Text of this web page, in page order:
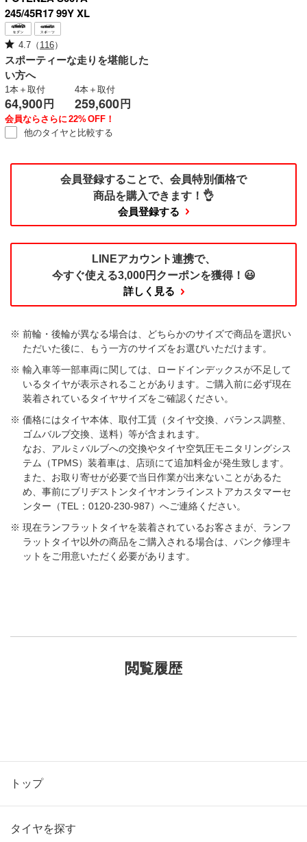
245/45R17 99Y XL
4.7（ 116）
スポーティーな走りを堪能した
い方へ
1本＋取付
64,900 円
4本＋取付
259,600 円
会員ならさらに 22%OFF！
他のタイヤと 比較する
会員登録することで、 会員特別価格で
商品を購入できます！👌
会員登録する
LINEアカウント連携で、
今すぐ使える3,000円クーポンを獲得！😃
詳しく見る
前輪・後輪が異なる場合は、どちらかのサイズで商品を選択い
ただいた後に、もう一方のサイズをお選びいただけます。​
輸入車等一部車両に関しては、ロードインデックスが不足して
いるタイヤが表示されることがあります。ご購入前に必ず現在
装着されているタイヤサイズをご確認ください。
価格にはタイヤ本体、取付工賃（タイヤ交換、バランス調整、
ゴムバルブ交換、送料）等が含まれます。
なお、アルミバルブへの交換やタイヤ空気圧モニタリングシス
テム（TPMS）装着車は、店頭にて追加料金が発生致します。
また、お取り寄せが必要で当日作業が出来ないことがあるた
め、事前にブリヂストンタイヤオンラインストアカスタマーセ
ンター（TEL：0120-230-987）へご連絡ください。
現在ランフラットタイヤを装着されているお客さまが、ランフ
ラットタイヤ以外の商品をご購入される場合は、パンク修理キ
ットをご用意いただく必要があります。
閲覧履歴
トップ
タイヤを探す